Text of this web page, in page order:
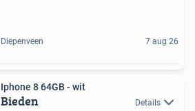
Diepenveen 7 aug 26
Iphone 8 64GB - wit
Bieden Details